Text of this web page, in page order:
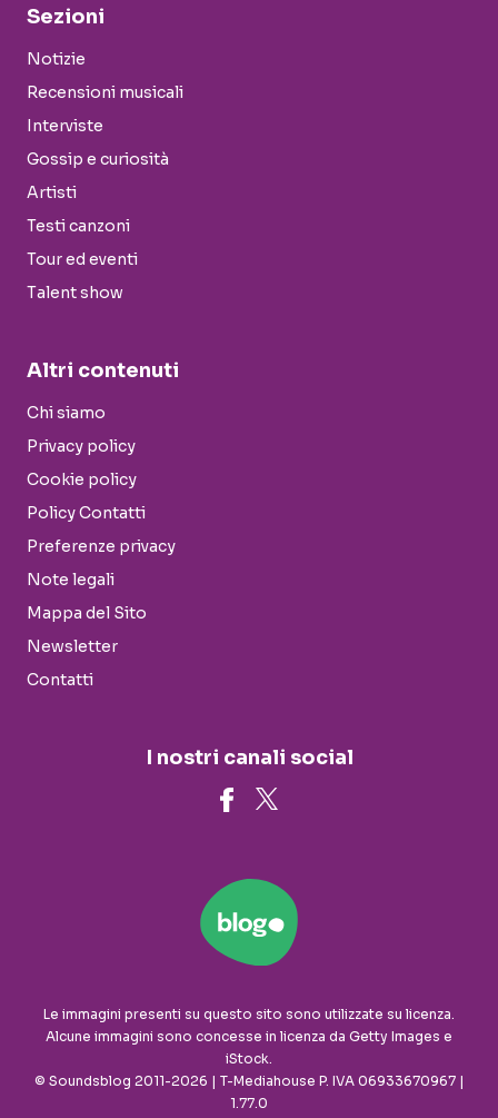
Sezioni
Notizie
Recensioni musicali
Interviste
Gossip e curiosità
Artisti
Testi canzoni
Tour ed eventi
Talent show
Altri contenuti
Chi siamo
Privacy policy
Cookie policy
Policy Contatti
Preferenze privacy
Note legali
Mappa del Sito
Newsletter
Contatti
I nostri canali social
Le immagini presenti su questo sito sono utilizzate su licenza.
Alcune immagini sono concesse in licenza da Getty Images e
iStock.
© Soundsblog 2011-2026 | T-Mediahouse P. IVA 06933670967 |
1.77.0